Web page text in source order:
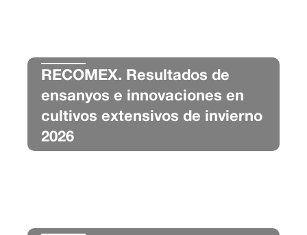
RECOMEX. Resultados de
ensanyos e innovaciones en
cultivos extensivos de invierno
2026